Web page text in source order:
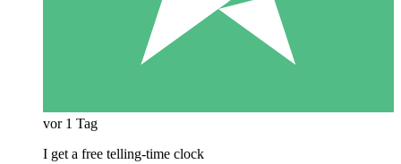
vor 1 Tag
I get a free telling-time clock